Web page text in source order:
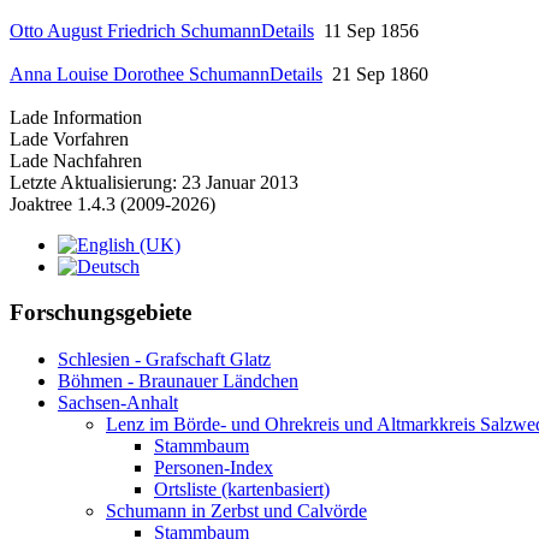
Otto August Friedrich SchumannDetails 11 Sep 1856
Anna Louise Dorothee SchumannDetails 21 Sep 1860
Lade Information
Lade Vorfahren
Lade Nachfahren
Letzte Aktualisierung: 23 Januar 2013
Joaktree 1.4.3 (2009-2026)
Forschungsgebiete
Schlesien - Grafschaft Glatz
Böhmen - Braunauer Ländchen
Sachsen-Anhalt
Lenz im Börde- und Ohrekreis und Altmarkkreis
Stammbaum
Personen-Index
Ortsliste (kartenbasiert)
Schumann in Zerbst und Calvörde
Stammbaum